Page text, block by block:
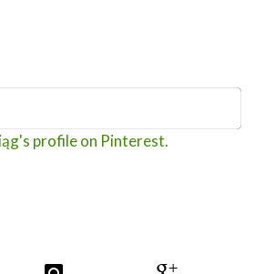
profile on Pinterest.